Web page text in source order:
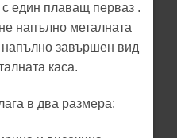
един плаващ перваз .
напълно металната
напълно завършен вид
каса.
в два размера: